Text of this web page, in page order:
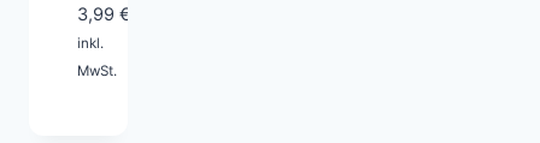
3,99 €
inkl.
MwSt.
Tage